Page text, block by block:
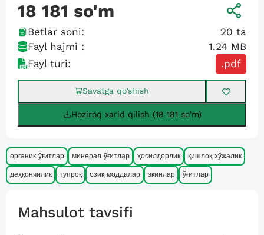
18 181 so'm
Betlar soni: 20 ta
Fayl hajmi :
1.24 MB
Fayl turi:
.pdf
Savatga qo’shish
Hoziroq xarid qilish (18 181 so'm)
органик ўғитлар минерал ўғитлар ҳосилдорлик қишлоқ хўжалик
деҳқончилик тупроқ озиқ моддалар экинлар ўғитлар
Mahsulot tavsifi